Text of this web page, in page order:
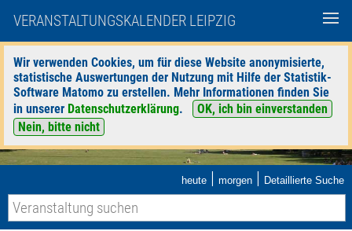
VERANSTALTUNGSKALENDER LEIPZIG
Wir verwenden Cookies, um für diese Website anonymisierte,
statistische Auswertungen der Nutzung mit Hilfe der Statistik-
Software Matomo zu erstellen. Mehr Informationen finden Sie
in unserer Datenschutzerklärung.
OK, ich bin einverstanden
Nein, bitte nicht
heute | morgen | Detaillierte Suche